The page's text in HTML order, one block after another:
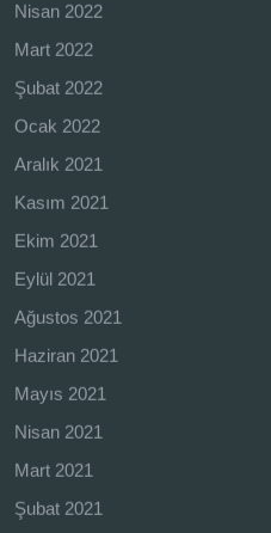
Nisan 2022
Mart 2022
Şubat 2022
Ocak 2022
Aralık 2021
Kasım 2021
Ekim 2021
Eylül 2021
Ağustos 2021
Haziran 2021
Mayıs 2021
Nisan 2021
Mart 2021
Şubat 2021